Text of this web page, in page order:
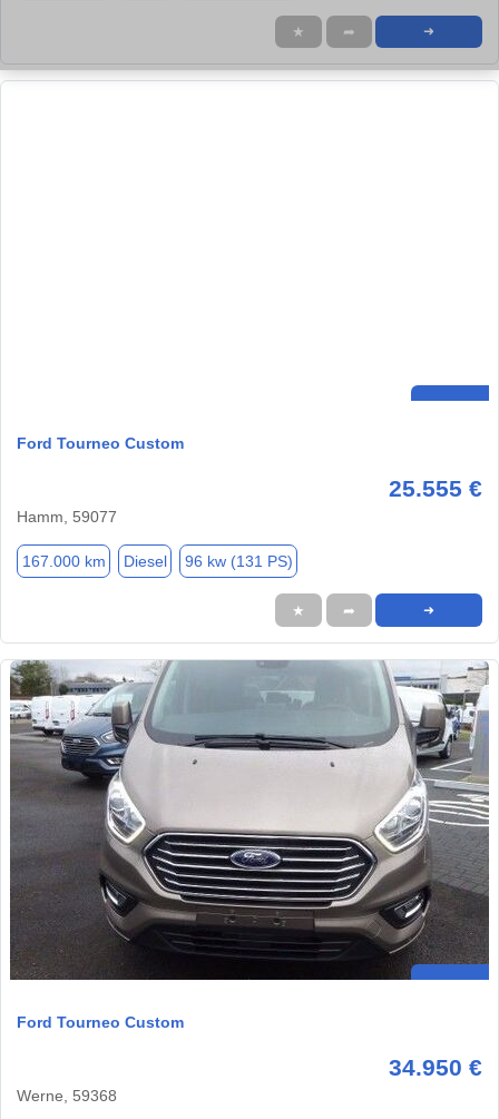
★ ➦ ➜
Ford Tourneo Custom
25.555 €
Hamm, 59077
167.000 km Diesel 96 kw (131 PS)
★ ➦ ➜
Ford Tourneo Custom
34.950 €
Werne, 59368